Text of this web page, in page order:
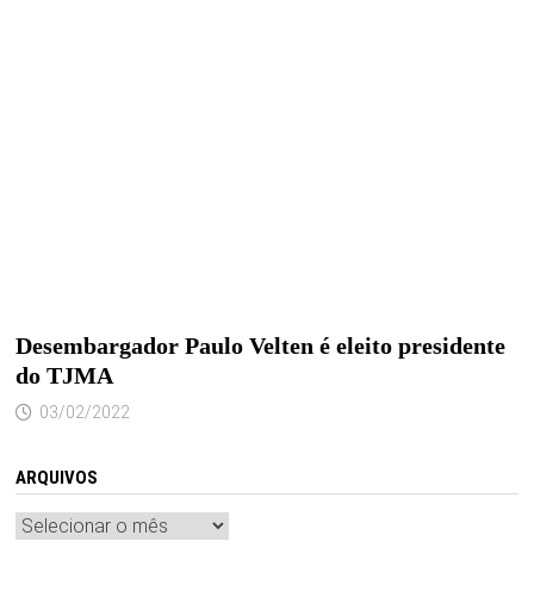
Desembargador Paulo Velten é eleito presidente
do TJMA
03/02/2022
ARQUIVOS
Arquivos